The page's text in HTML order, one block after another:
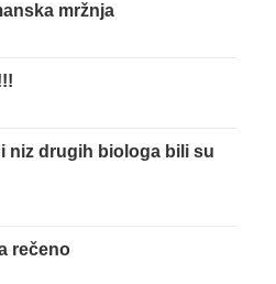
mržnja
niz drugih biologa bili su
rečeno